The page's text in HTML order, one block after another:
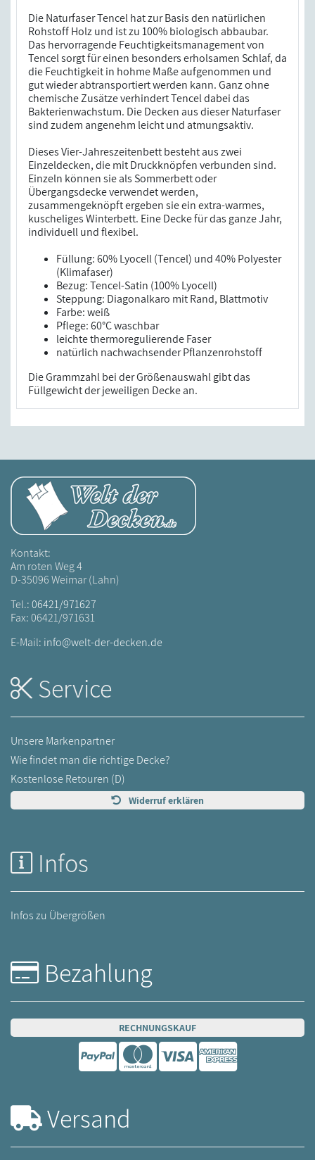
Die Naturfaser Tencel hat zur Basis den natürlichen
Rohstoff Holz und ist zu 100% biologisch abbaubar.
Das hervorragende Feuchtigkeitsmanagement von
Tencel sorgt für einen besonders erholsamen Schlaf, da
die Feuchtigkeit in hohme Maße aufgenommen und
gut wieder abtransportiert werden kann. Ganz ohne
chemische Zusätze verhindert Tencel dabei das
Bakterienwachstum. Die Decken aus dieser Naturfaser
sind zudem angenehm leicht und atmungsaktiv.
Dieses Vier-Jahreszeitenbett besteht aus zwei
Einzeldecken, die mit Druckknöpfen verbunden sind.
Einzeln können sie als Sommerbett oder
Übergangsdecke verwendet werden,
zusammengeknöpft ergeben sie ein extra-warmes,
kuscheliges Winterbett. Eine Decke für das ganze Jahr,
individuell und flexibel.
Füllung: 60% Lyocell (Tencel) und 40% Polyester
(Klimafaser)
Bezug: Tencel-Satin (100% Lyocell)
Steppung: Diagonalkaro mit Rand, Blattmotiv
Farbe: weiß
Pflege: 60°C waschbar
leichte thermoregulierende Faser
natürlich nachwachsender Pflanzenrohstoff
Die Grammzahl bei der Größenauswahl gibt das
Füllgewicht der jeweiligen Decke an.
Kontakt:
Am roten Weg 4
D-35096 Weimar (Lahn)
Tel.:06421/971627
Fax: 06421/971631
E-Mail: info@welt-der-decken.de
Service
Unsere Markenpartner
Wie findet man die richtige Decke?
Kostenlose Retouren (D)
Widerruf erklären
Infos
Infos zu Übergrößen
Bezahlung
RECHNUNGSKAUF
Versand